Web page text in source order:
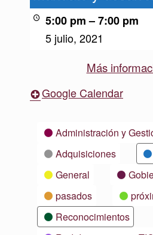
5:00 pm –7:00 pm
5 julio, 2021
Más
Google Calendar
CategoríasAdministración y
Adquisiciones
General
pasados
Reconocimientos